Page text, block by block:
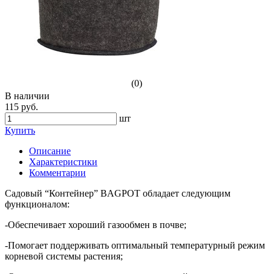
(0)
В наличии
115 руб.
шт
Купить
Описание
Характеристики
Комментарии
Садовый “Контейнер” BAGPOT обладает следующим
функционалом:
-Обеспечивает хороший газообмен в почве;
-Помогает поддерживать оптимальный температурный режим
корневой системы растения;